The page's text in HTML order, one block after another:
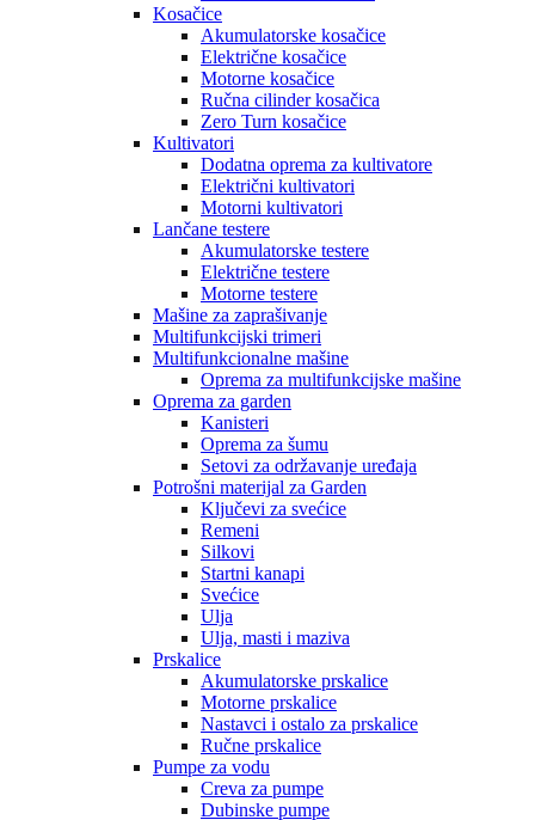
Kosačice
Akumulatorske kosačice
Električne kosačice
Motorne kosačice
Ručna cilinder kosačica
Zero Turn kosačice
Kultivatori
Dodatna oprema za kultivatore
Električni kultivatori
Motorni kultivatori
Lančane testere
Akumulatorske testere
Električne testere
Motorne testere
Mašine za zaprašivanje
Multifunkcijski trimeri
Multifunkcionalne mašine
Oprema za multifunkcijske mašine
Oprema za garden
Kanisteri
Oprema za šumu
Setovi za održavanje uređaja
Potrošni materijal za Garden
Ključevi za svećice
Remeni
Silkovi
Startni kanapi
Svećice
Ulja
Ulja, masti i maziva
Prskalice
Akumulatorske prskalice
Motorne prskalice
Nastavci i ostalo za prskalice
Ručne prskalice
Pumpe za vodu
Creva za pumpe
Dubinske pumpe